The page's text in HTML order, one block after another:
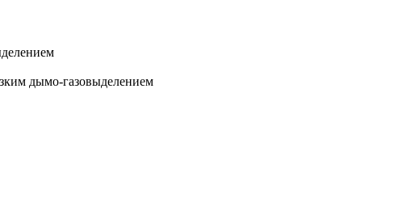
дымо-газовыделением